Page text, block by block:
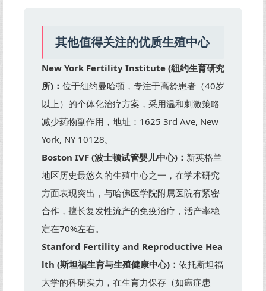
其他值得关注的优质生殖中心
New York Fertility Institute (纽约生育研究
所)： 位于纽约曼哈顿，专注于高龄患者（40岁
以上）的个体化治疗方案，采用温和刺激策略
减少药物副作用，地址：1625 3rd Ave, New
York, NY 10128。
Boston IVF (波士顿试管婴儿中心)： 新英格兰
地区历史最悠久的生殖中心之一，在学术研究
方面表现突出，与哈佛医学院附属医院有紧密
合作，擅长复发性流产的免疫治疗，活产率稳
定在70%左右。
Stanford Fertility and Reproductive Hea
lth (斯坦福生育与生殖健康中心)： 依托斯坦福
大学的科研实力，在生育力保存（如癌症患